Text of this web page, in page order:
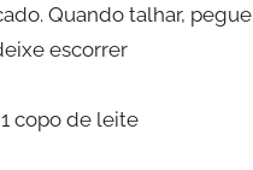
Quando talhar, pegue
escorrer
copo de leite